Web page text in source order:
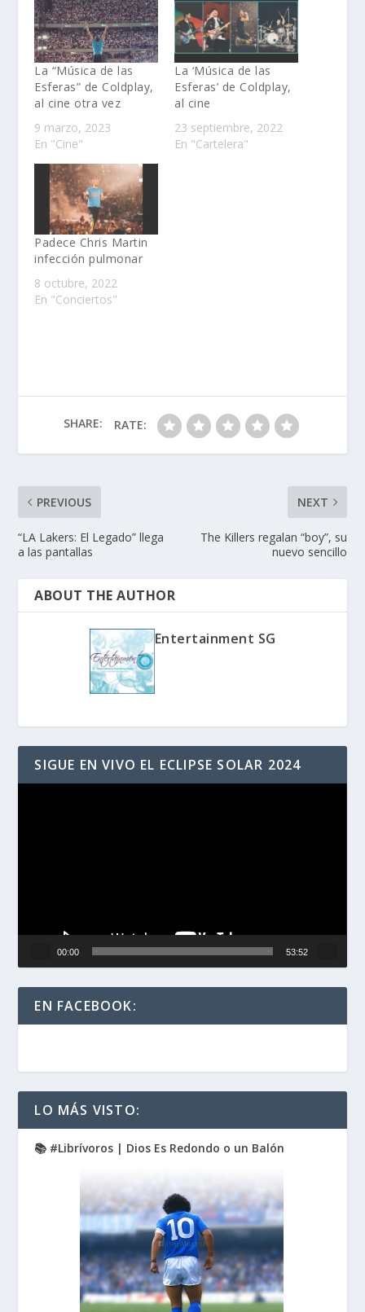
La “Música de las
Esferas” de Coldplay,
al cine otra vez
9 marzo, 2023
En "Cine"
La ‘Música de las
Esferas’ de Coldplay,
al cine
23 septiembre, 2022
En "Cartelera"
Padece Chris Martin
infección pulmonar
8 octubre, 2022
En "Conciertos"
SHARE: RATE:
PREVIOUS
“LA Lakers: El Legado” llega
a las pantallas
NEXT
The Killers regalan “boy”, su
nuevo sencillo
ABOUT THE AUTHOR
Entertainment SG
SIGUE EN VIVO EL ECLIPSE SOLAR 2024
00:00 53:52
EN FACEBOOK:
LO MÁS VISTO:
📚 #Librívoros | Dios Es Redondo o un Balón